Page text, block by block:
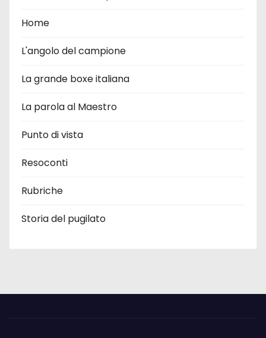
Home
L'angolo del campione
La grande boxe italiana
La parola al Maestro
Punto di vista
Resoconti
Rubriche
Storia del pugilato